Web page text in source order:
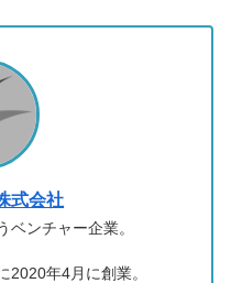
式会社
ベンチャー企業。
2020年4月に創業。